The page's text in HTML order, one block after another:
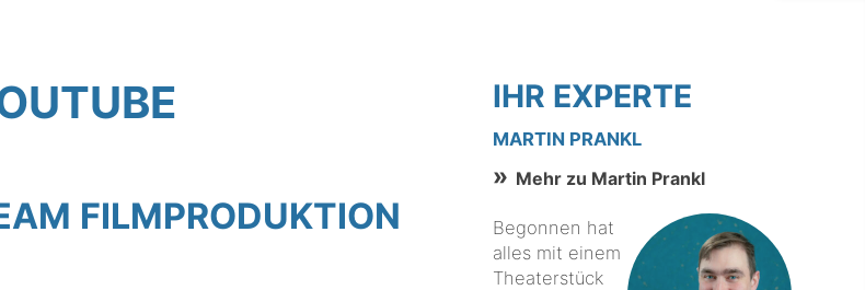
FILMPRODUKTION
IHR EXPERTE
MARTIN PRANKL
Mehr zu Martin Prankl
Begonnen hat
alles mit einem
Theaterstück